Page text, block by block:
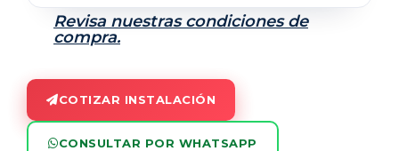
Revisa nuestras condiciones de
compra.
COTIZAR INSTALACIÓN
CONSULTAR POR WHATSAPP